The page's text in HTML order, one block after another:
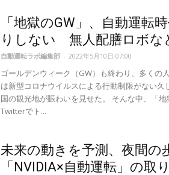
「地獄のGW」、自動運転
りしない 無人配膳ロボな
自動運転ラボ編集部 - 2022年5月10日 07:00
ゴールデンウィーク（GW）も終わり、多くの
は新型コロナウイルスによる行動制限がない久
国の観光地が賑わいを見せた。 そんな中、「
Twitterでト...
未来の動きを予測、夜間の
「NVIDIA×自動運転」の取